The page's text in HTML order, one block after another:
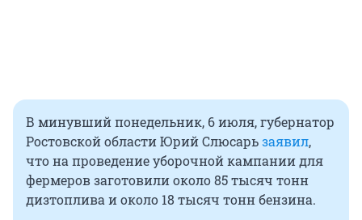
В минувший понедельник, 6 июля, губернатор
Ростовской области Юрий Слюсарьзаявил,
что на проведение уборочной кампании для
фермеров заготовили около 85 тысяч тонн
дизтоплива и около 18 тысяч тонн бензина.